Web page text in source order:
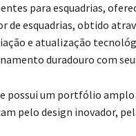
para esquadrias,
de esquadrias, obtido
e atualização
duradouro com
possui um portfólio amplo
pelo design inovador,